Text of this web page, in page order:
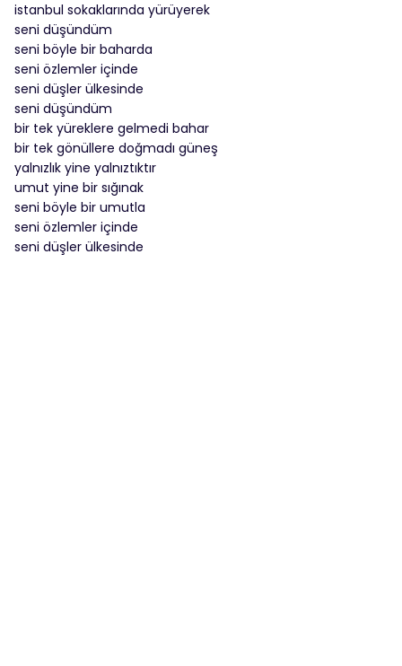
istanbul sokaklarında yürüyerek
seni düşündüm
seni böyle bir baharda
seni özlemler içinde
seni düşler ülkesinde
seni düşündüm
bir tek yüreklere gelmedi bahar
bir tek gönüllere doğmadı güneş
yalnızlık yine yalnıztıktır
umut yine bir sığınak
seni böyle bir umutla
seni özlemler içinde
seni düşler ülkesinde